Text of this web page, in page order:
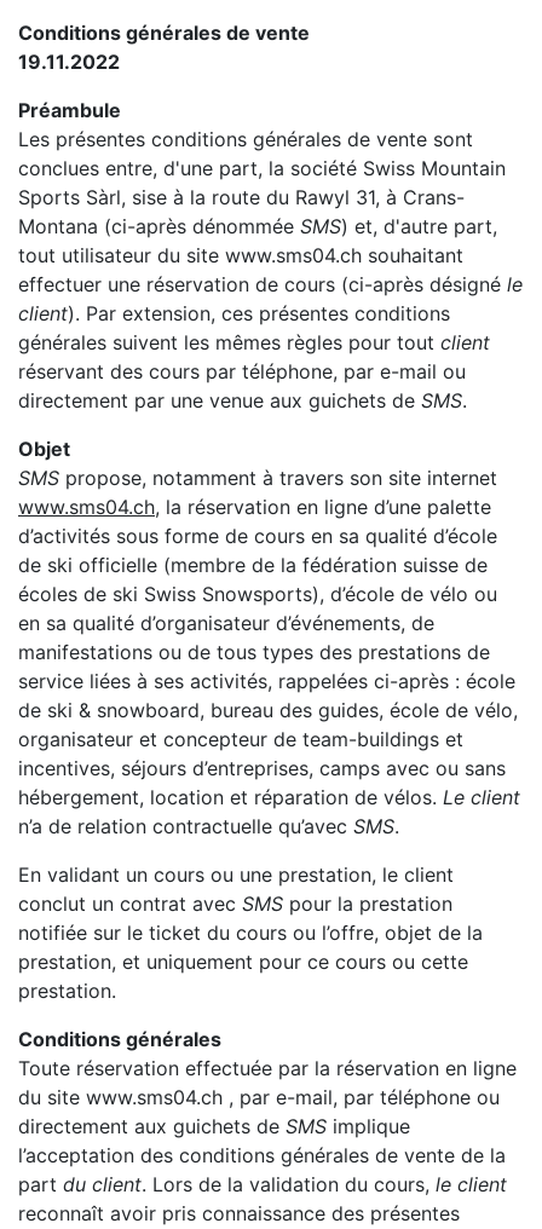
Conditions générales de vente
19.11.2022
Préambule
Les présentes conditions générales de vente sont
conclues entre, d'une part, la société Swiss Mountain
Sports Sàrl, sise à la route du Rawyl 31, à Crans-
Montana (ci-après dénommée SMS) et, d'autre part,
tout utilisateur du site www.sms04.ch souhaitant
effectuer une réservation de cours (ci-après désigné le
client). Par extension, ces présentes conditions
générales suivent les mêmes règles pour tout client
réservant des cours par téléphone, par e-mail ou
directement par une venue aux guichets de SMS.
Objet
SMS propose, notamment à travers son site internet
www.sms04.ch, la réservation en ligne d’une palette
d’activités sous forme de cours en sa qualité d’école
de ski officielle (membre de la fédération suisse de
écoles de ski Swiss Snowsports), d’école de vélo ou
en sa qualité d’organisateur d’événements, de
manifestations ou de tous types des prestations de
service liées à ses activités, rappelées ci-après : école
de ski & snowboard, bureau des guides, école de vélo,
organisateur et concepteur de team-buildings et
incentives, séjours d’entreprises, camps avec ou sans
hébergement, location et réparation de vélos. Le client
n’a de relation contractuelle qu’avec SMS.
En validant un cours ou une prestation, le client
conclut un contrat avec SMS pour la prestation
notifiée sur le ticket du cours ou l’offre, objet de la
prestation, et uniquement pour ce cours ou cette
prestation.
Conditions générales
Toute réservation effectuée par la réservation en ligne
du site www.sms04.ch , par e-mail, par téléphone ou
directement aux guichets de SMS implique
l’acceptation des conditions générales de vente de la
part du client. Lors de la validation du cours, le client
reconnaît avoir pris connaissance des présentes